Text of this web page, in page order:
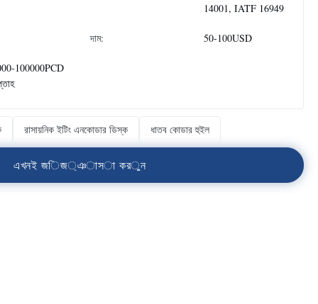
14001, IATF 16949
দাম: 50-100USD
100000PCD
রাসায়নিক ইটিং এনকোডার ডিস্ক ধাতব কোডার হুইল
এখনই জিজ্ঞাসা করুন